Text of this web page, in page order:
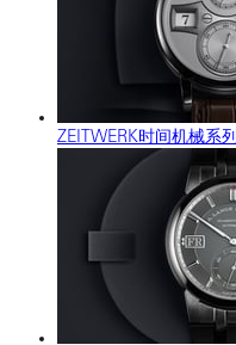
ZEITWERK时间机械系列